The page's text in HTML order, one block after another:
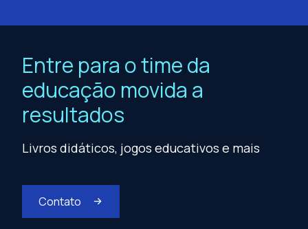
Entre para o time da
educação movida a
resultados
Livros didáticos, jogos educativos e mais
Contato